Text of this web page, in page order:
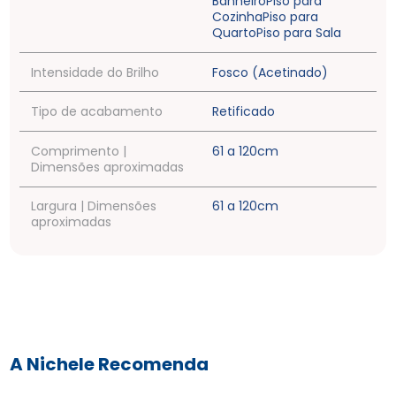
Limpa Piso Remocryl 1l Silaqua
R$31
R$31,90
CozinhaPiso para
QuartoPiso para Sala
Intensidade do Brilho Fosco (Acetinado)
Tipo de acabamento Retificado
Comprimento |
Dimensões aproximadas
61 a 120cm
Largura | Dimensões
aproximadas
61 a 120cm
A Nichele Recomenda